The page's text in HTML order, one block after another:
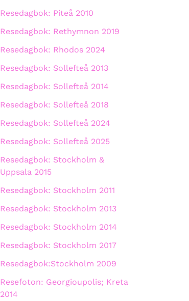
Resedagbok: Piteå 2010
Resedagbok: Rethymnon 2019
Resedagbok: Rhodos 2024
Resedagbok: Sollefteå 2013
Resedagbok: Sollefteå 2014
Resedagbok: Sollefteå 2018
Resedagbok: Sollefteå 2024
Resedagbok: Sollefteå 2025
Resedagbok: Stockholm &
Uppsala 2015
Resedagbok: Stockholm 2011
Resedagbok: Stockholm 2013
Resedagbok: Stockholm 2014
Resedagbok: Stockholm 2017
Resedagbok:Stockholm 2009
Resefoton: Georgioupolis; Kreta
2014